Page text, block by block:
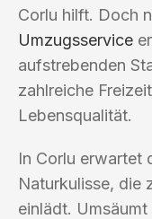
Corlu hilft. Doch
Umzugsservice
aufstrebenden
zahlreiche
Lebensqualität.
In Corlu erwartet
Naturkulisse, die
einlädt.